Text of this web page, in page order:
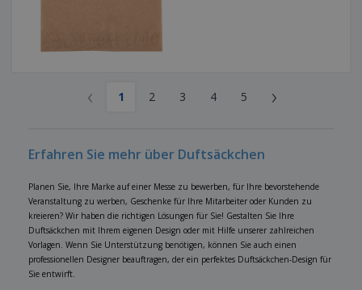
‹ 1 2 3 4 5 ›
Erfahren Sie mehr über Duftsäckchen
Planen Sie, Ihre Marke auf einer Messe zu bewerben, für Ihre bevorstehende
Veranstaltung zu werben, Geschenke für Ihre Mitarbeiter oder Kunden zu
kreieren? Wir haben die richtigen Lösungen für Sie! Gestalten Sie Ihre
Duftsäckchen mit Ihrem eigenen Design oder mit Hilfe unserer zahlreichen
Vorlagen. Wenn Sie Unterstützung benötigen, können Sie auch einen
professionellen Designer beauftragen, der ein perfektes Duftsäckchen-Design für
Sie entwirft.